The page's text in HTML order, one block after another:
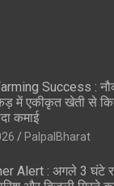
Success :
में एकीकृत खेती से
कमाई
PalpalBharat
Alert : अगले 3 घंटे